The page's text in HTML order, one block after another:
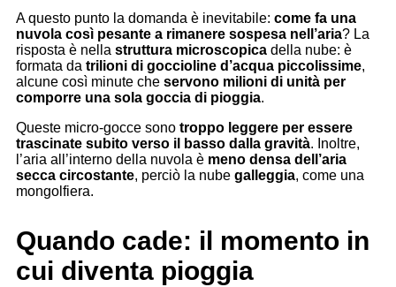
A questo punto la domanda è inevitabile: come fa una
nuvola così pesante a rimanere sospesa nell’aria? La
risposta è nella struttura microscopica della nube: è
formata da trilioni di goccioline d’acqua piccolissime,
alcune così minute che servono milioni di unità per
comporre una sola goccia di pioggia.
Queste micro-gocce sono troppo leggere per essere
trascinate subito verso il basso dalla gravità. Inoltre,
l’aria all’interno della nuvola è meno densa dell’aria
secca circostante, perciò la nube galleggia, come una
mongolfiera.
Quando cade: il momento in
cui diventa pioggia